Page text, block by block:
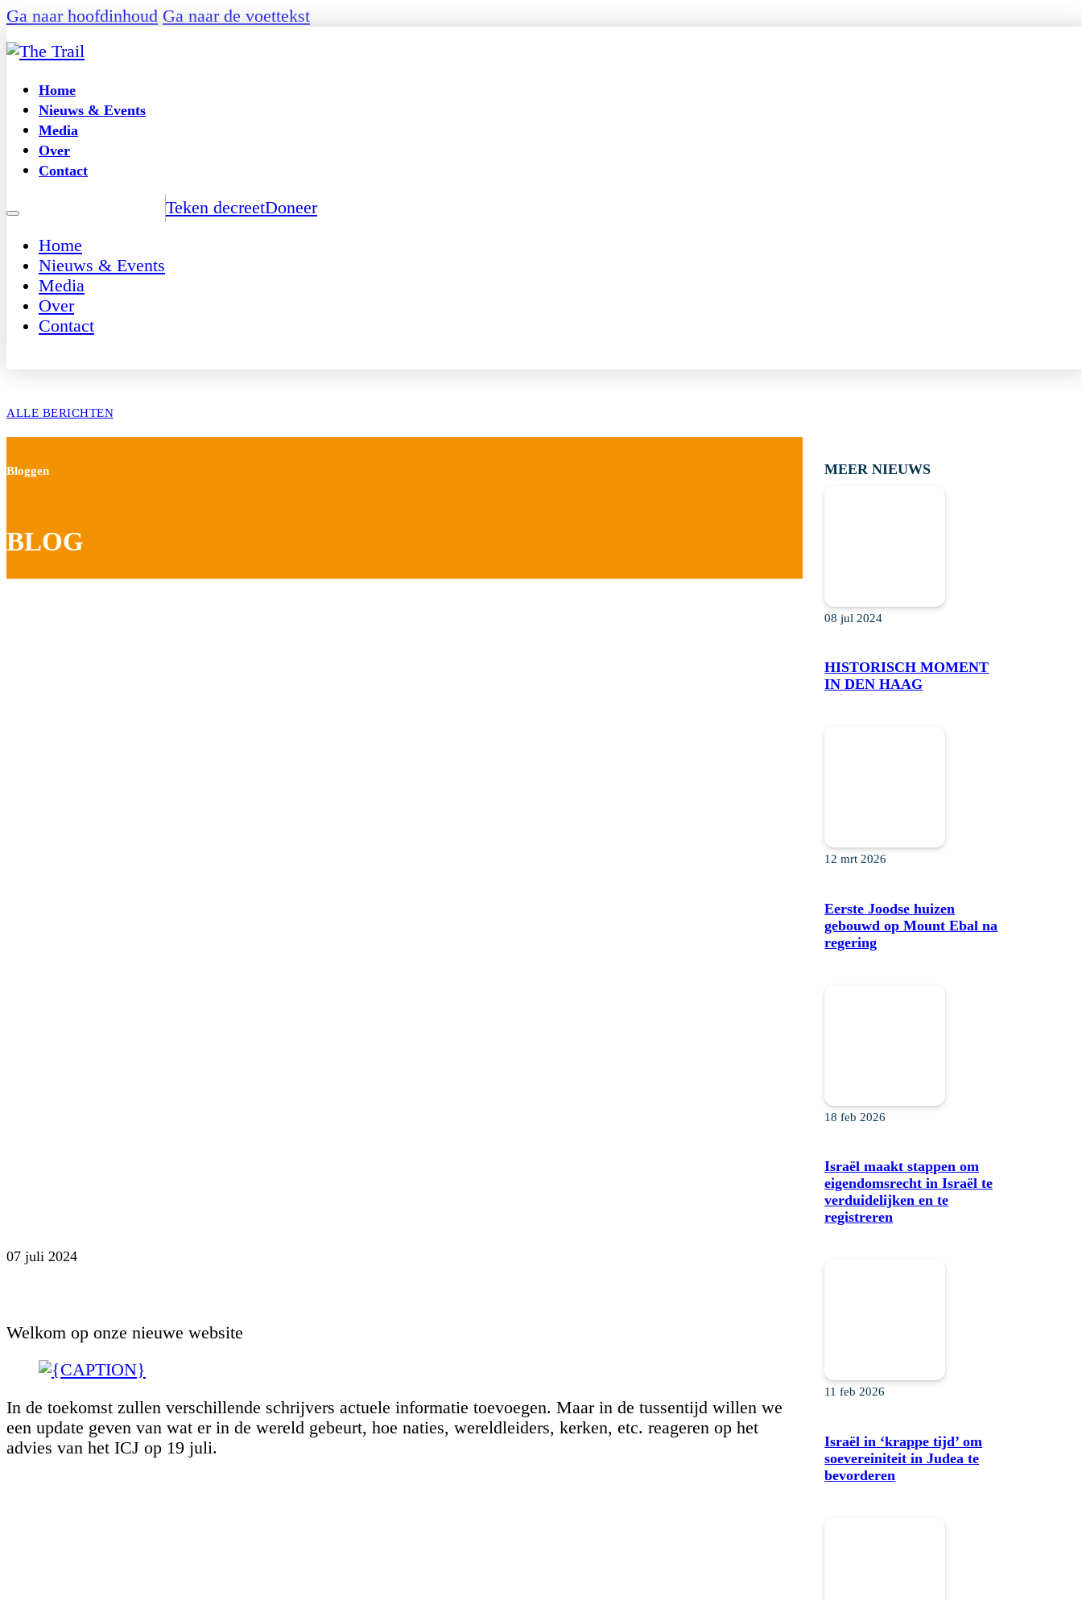
Ga naar hoofdinhoud Ga naar de voettekst
Home
Nieuws & Events
Media
Over
Contact
Home
Nieuws & Events
Media
Over
Contact
Teken decreetDoneer
ALLE BERICHTEN
Bloggen
BLOG
07 juli 2024
Welkom op onze nieuwe website
In de toekomst zullen verschillende schrijvers actuele informatie toevoegen. Maar in de tussentijd willen we
een update geven van wat er in de wereld gebeurt, hoe naties, wereldleiders, kerken, etc. reageren op het
advies van het ICJ op 19 juli.
MEER NIEUWS
08 jul 2024
HISTORISCH MOMENT
IN DEN HAAG
12 mrt 2026
Eerste Joodse huizen
gebouwd op Mount Ebal na
regering
18 feb 2026
Israël maakt stappen om
eigendomsrecht in Israël te
verduidelijken en te
registreren
11 feb 2026
Israël in ‘krappe tijd’ om
soevereiniteit in Judea te
bevorderen